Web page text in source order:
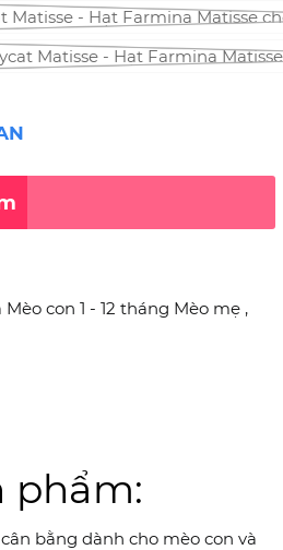
Matisse - Hạt Farmina Matisse
Matisse - Hạt Farmina
con 1 - 12 tháng Mèo mẹ ,
phẩm:
bằng dành cho mèo con và